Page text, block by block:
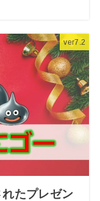
ver7.2
たプレゼン